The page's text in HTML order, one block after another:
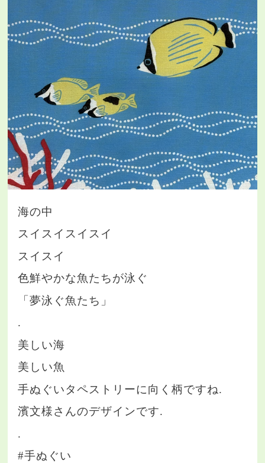
海の中
スイスイスイスイ
スイスイ
色鮮やかな魚たちが泳ぐ
「夢泳ぐ魚たち」
.
美しい海
美しい魚
手ぬぐいタペストリーに向く柄ですね.
濱文様さんのデザインです.
.
#手ぬぐい